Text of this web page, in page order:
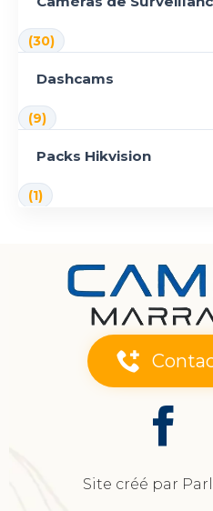
(30)
Dashcams
(9)
Packs Hikvision
(1)
Site créé par